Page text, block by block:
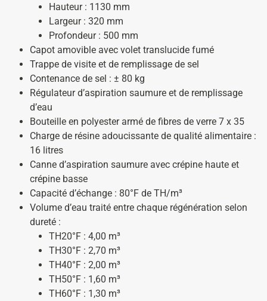
Hauteur : 1130 mm
Largeur : 320 mm
Profondeur : 500 mm
Capot amovible avec volet translucide fumé
Trappe de visite et de remplissage de sel
Contenance de sel : ± 80 kg
Régulateur d’aspiration saumure et de remplissage
d’eau
Bouteille en polyester armé de fibres de verre 7 x 35
Charge de résine adoucissante de qualité alimentaire :
16 litres
Canne d’aspiration saumure avec crépine haute et
crépine basse
Capacité d’échange : 80°F de TH/m³
Volume d’eau traité entre chaque régénération selon
dureté :
TH20°F : 4,00 m³
TH30°F : 2,70 m³
TH40°F : 2,00 m³
TH50°F : 1,60 m³
TH60°F : 1,30 m³